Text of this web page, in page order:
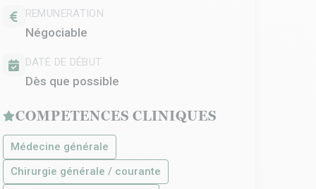
REMUNERATION
Négociable
DATE DE DÉBUT
Dès que possible
COMPETENCES CLINIQUES
Médecine générale
Chirurgie générale / courante